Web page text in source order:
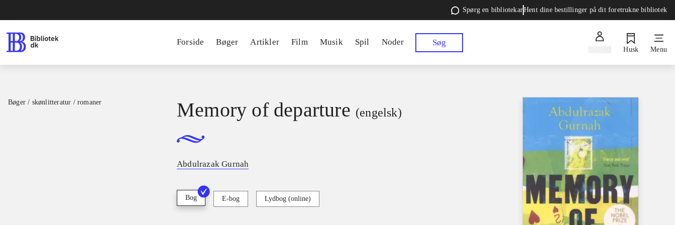
Spørg en bibliotekarHent dine bestillinger på dit foretrukne bibliotek
Forside Bøger Artikler Film Musik Spil Noder Søg
Husk Menu
Bøger / skønlitteratur / romaner Memory of departure (engelsk)
Abdulrazak Gurnah
Bog E-bog Lydbog (online)